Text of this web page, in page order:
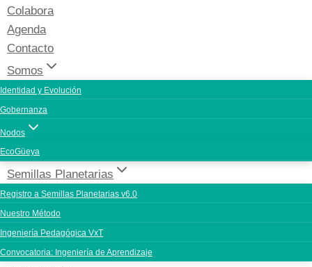
Colabora
Agenda
Contacto
Somos
Identidad y Evolución
Gobernanza
Nodos
EcoGüeya
Semillas Planetarias
Registro a Semillas Planetarias v6.0
Nuestro Método
Ingeniería Pedagógica VxT
Convocatoria: Ingeniería de Aprendizaje